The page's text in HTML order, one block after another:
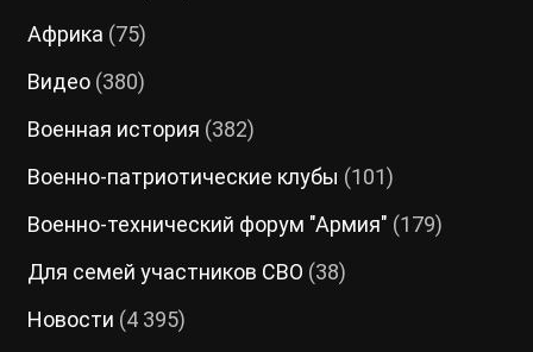
Африка (75)
Видео(380)
Военная история (382)
Военно-патриотические клубы (101)
Военно-технический форум "Армия" (179)
Для семей участников СВО (38)
Новости (4 395)